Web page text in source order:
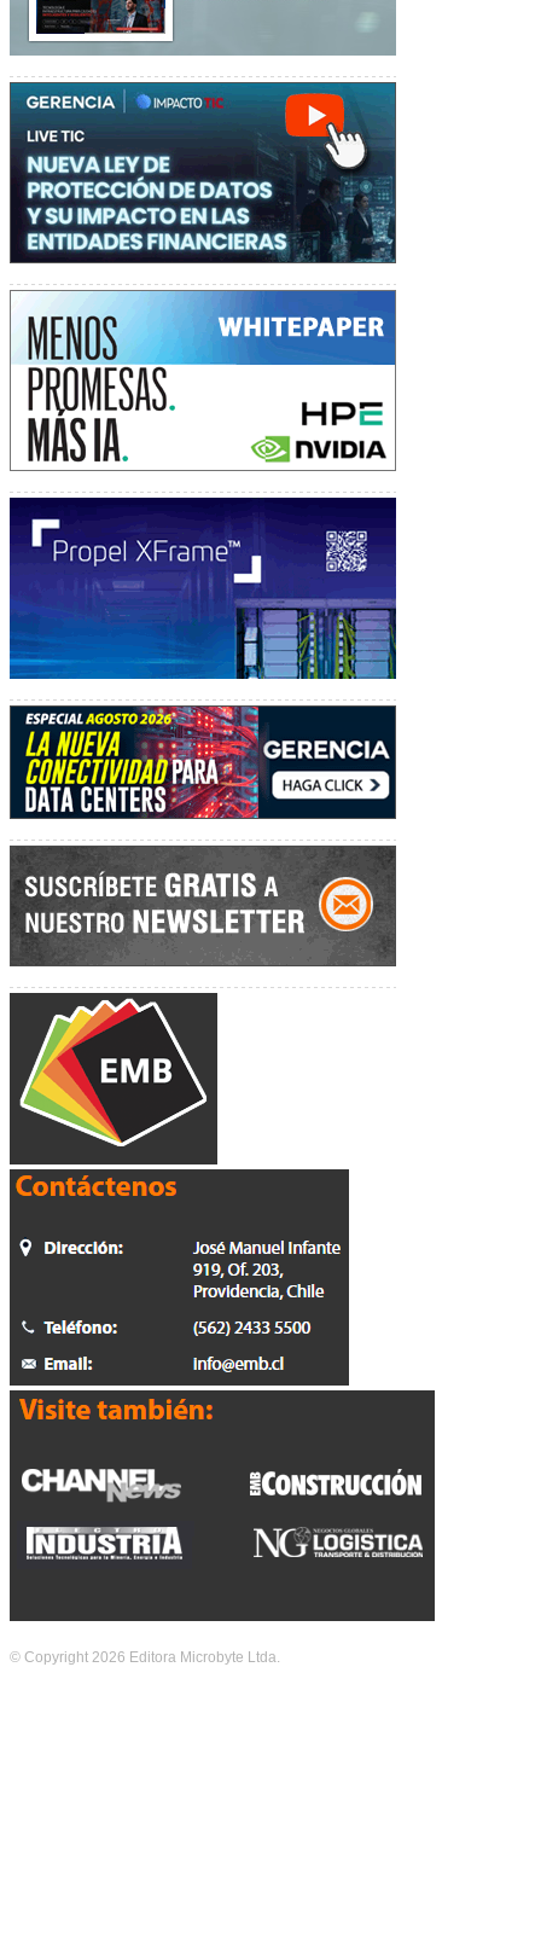
© Copyright 2026 Editora Microbyte Ltda.